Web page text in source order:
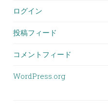
ログイン
投稿フィード
コメントフィード
WordPress.org